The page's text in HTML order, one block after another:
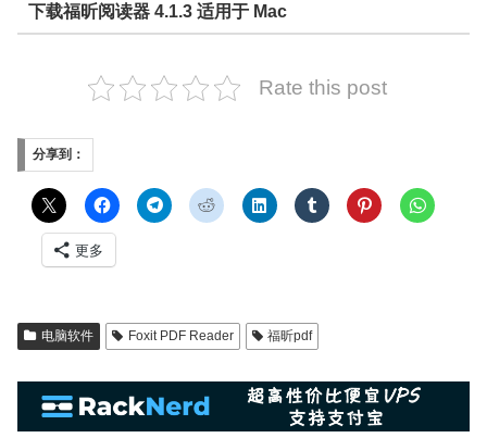
下载福昕阅读器 4.1.3 适用于 Mac
Rate this post
分享到：
更多
电脑软件 Foxit PDF Reader 福昕pdf